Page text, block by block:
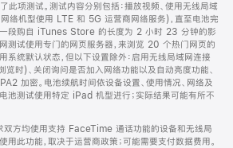
项测试。测试内容分别包括：播放视频、使用无线局域
络机型使用 LTE 和 5G 运营商网络服务)，直至电池完
一段购自 iTunes Store 的长度为 2 小时 23 分钟的影
测试使用专门的网页服务器，来浏览 20 个热门网页的
系统默认状态，但以下设置除外：启用无线局域网连接
时)、关闭询问是否加入网络功能以及自动亮度功能、
加密。电池续航时间依设备设置、使用情况、网络及
池测试使用特定 iPad 机型进行；实际结果可能有所不
方均使用支持 FaceTime 通话功能的设备和无线局
用此功能，取决于运营商政策；可能需要支付数据费用。